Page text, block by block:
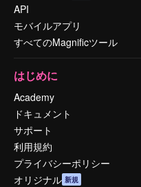
API
モバイルアプリ
すべてのMagnificツール
はじめに
Academy
ドキュメント
サポート
利用規約
プライバシーポリシー
オリジナル 新規